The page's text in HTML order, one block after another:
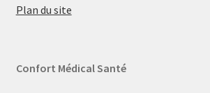
Plan du site
Confort Médical Santé